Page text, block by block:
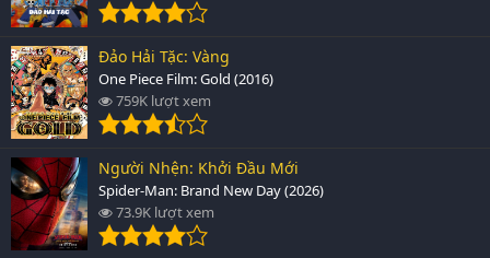
Đảo Hải Tặc: Vàng
One Piece Film: Gold (2016)
759K lượt xem
Người Nhện: Khởi Đầu Mới
Spider-Man: Brand New Day (2026)
73.9K lượt xem